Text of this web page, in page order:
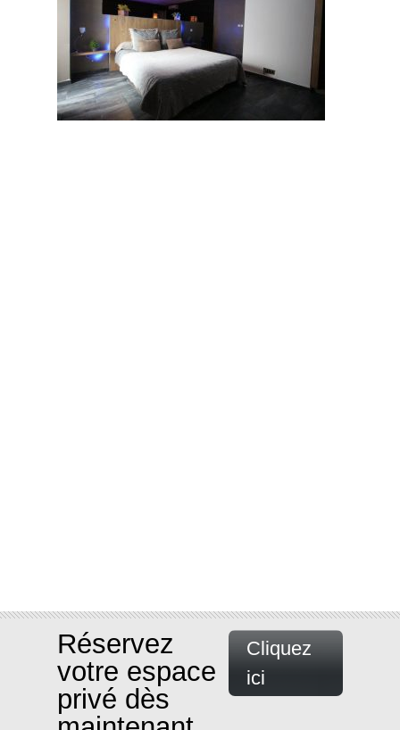
Réservez
votre espace
privé dès
Cliquez
ici